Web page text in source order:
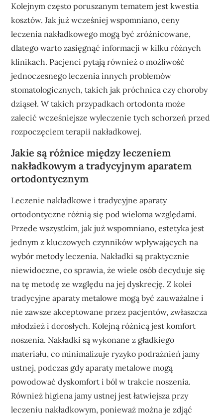
Kolejnym często poruszanym tematem jest kwestia
kosztów. Jak już wcześniej wspomniano, ceny
leczenia nakładkowego mogą być zróżnicowane,
dlatego warto zasięgnąć informacji w kilku różnych
klinikach. Pacjenci pytają również o możliwość
jednoczesnego leczenia innych problemów
stomatologicznych, takich jak próchnica czy choroby
dziąseł. W takich przypadkach ortodonta może
zalecić wcześniejsze wyleczenie tych schorzeń przed
rozpoczęciem terapii nakładkowej.
Jakie są różnice między leczeniem
nakładkowym a tradycyjnym aparatem
ortodontycznym
Leczenie nakładkowe i tradycyjne aparaty
ortodontyczne różnią się pod wieloma względami.
Przede wszystkim, jak już wspomniano, estetyka jest
jednym z kluczowych czynników wpływających na
wybór metody leczenia. Nakładki są praktycznie
niewidoczne, co sprawia, że wiele osób decyduje się
na tę metodę ze względu na jej dyskrecję. Z kolei
tradycyjne aparaty metalowe mogą być zauważalne i
nie zawsze akceptowane przez pacjentów, zwłaszcza
młodzież i dorosłych. Kolejną różnicą jest komfort
noszenia. Nakładki są wykonane z gładkiego
materiału, co minimalizuje ryzyko podrażnień jamy
ustnej, podczas gdy aparaty metalowe mogą
powodować dyskomfort i ból w trakcie noszenia.
Również higiena jamy ustnej jest łatwiejsza przy
leczeniu nakładkowym, ponieważ można je zdjąć